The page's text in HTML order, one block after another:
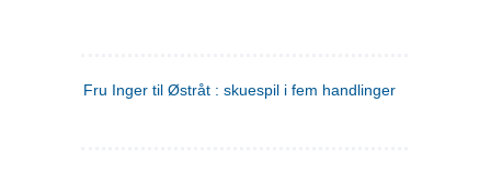
Fru Inger til Østråt : skuespil i fem handlinger